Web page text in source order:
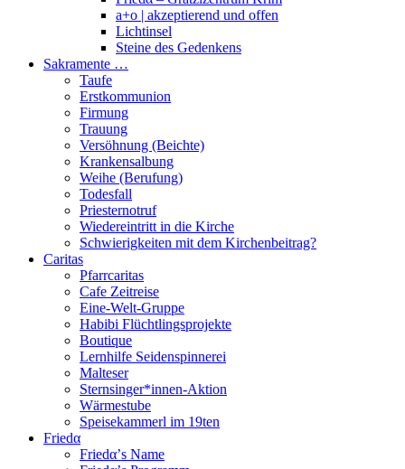
a+o | akzeptierend und offen
Lichtinsel
Steine des Gedenkens
Sakramente …
Taufe
Erstkommunion
Firmung
Trauung
Versöhnung (Beichte)
Krankensalbung
Weihe (Berufung)
Todesfall
Priesternotruf
Wiedereintritt in die Kirche
Schwierigkeiten mit dem Kirchenbeitrag?
Caritas
Pfarrcaritas
Cafe Zeitreise
Eine-Welt-Gruppe
Habibi Flüchtlingsprojekte
Boutique
Lernhilfe Seidenspinnerei
Malteser
Sternsinger*innen-Aktion
Wärmestube
Speisekammerl im 19ten
Friedα
Friedα’s Name